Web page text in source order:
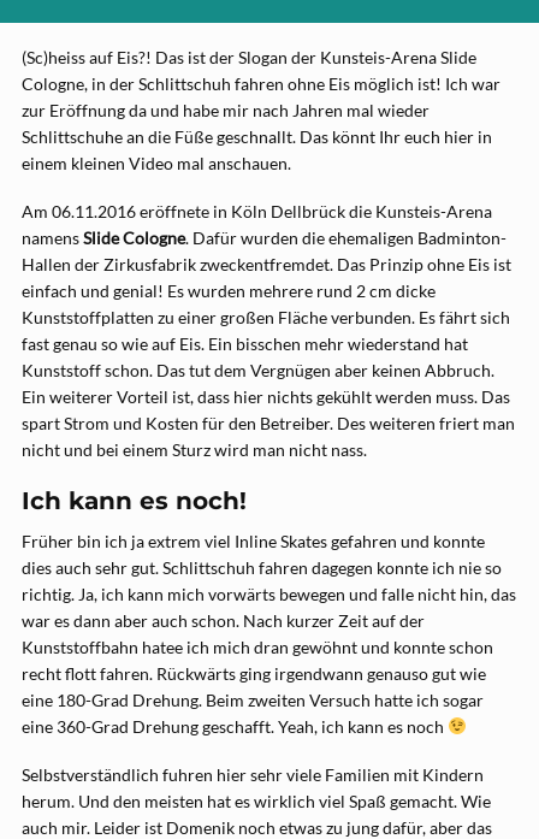
(Sc)heiss auf Eis?! Das ist der Slogan der Kunsteis-Arena Slide
Cologne, in der Schlittschuh fahren ohne Eis möglich ist! Ich war
zur Eröffnung da und habe mir nach Jahren mal wieder
Schlittschuhe an die Füße geschnallt. Das könnt Ihr euch hier in
einem kleinen Video mal anschauen.
Am 06.11.2016 eröffnete in Köln Dellbrück die Kunsteis-Arena
namensSlide Cologne. Dafür wurden die ehemaligen Badminton-
Hallen der Zirkusfabrik zweckentfremdet. Das Prinzip ohne Eis ist
einfach und genial! Es wurden mehrere rund 2 cm dicke
Kunststoffplatten zu einer großen Fläche verbunden. Es fährt sich
fast genau so wie auf Eis. Ein bisschen mehr wiederstand hat
Kunststoff schon. Das tut dem Vergnügen aber keinen Abbruch.
Ein weiterer Vorteil ist, dass hier nichts gekühlt werden muss. Das
spart Strom und Kosten für den Betreiber. Des weiteren friert man
nicht und bei einem Sturz wird man nicht nass.
Ich kann es noch!
Früher bin ich ja extrem viel Inline Skates gefahren und konnte
dies auch sehr gut. Schlittschuh fahren dagegen konnte ich nie so
richtig. Ja, ich kann mich vorwärts bewegen und falle nicht hin, das
war es dann aber auch schon. Nach kurzer Zeit auf der
Kunststoffbahn hatee ich mich dran gewöhnt und konnte schon
recht flott fahren. Rückwärts ging irgendwann genauso gut wie
eine 180-Grad Drehung. Beim zweiten Versuch hatte ich sogar
eine 360-Grad Drehung geschafft. Yeah, ich kann es noch
Selbstverständlich fuhren hier sehr viele Familien mit Kindern
herum. Und den meisten hat es wirklich viel Spaß gemacht. Wie
auch mir. Leider ist Domenik noch etwas zu jung dafür, aber das